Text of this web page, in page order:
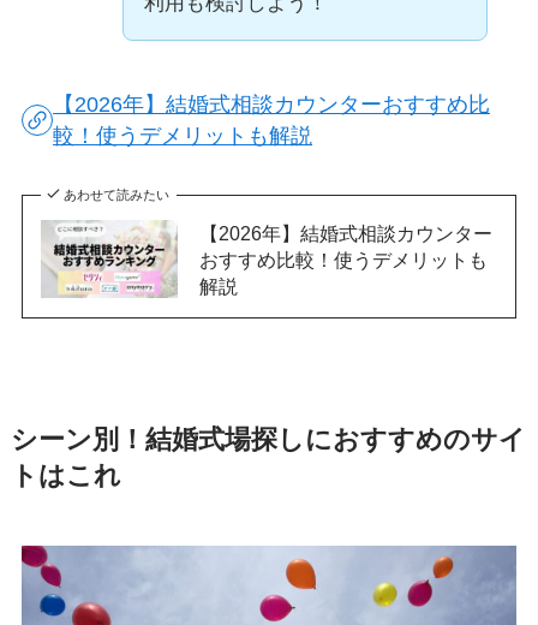
【2026年】結婚式相談カウンターおすすめ比
較！使うデメリットも解説
あわせて読みたい
【2026年】結婚式相談カウンター
おすすめ比較！使うデメリットも
解説
シーン別！結婚式場探しにおすすめのサイ
トはこれ